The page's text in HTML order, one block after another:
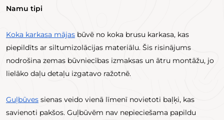
Namu tipi
Koka karkasa mājas būvē no koka brusu karkasa, kas
piepildīts ar siltumizolācijas materiālu. Šis risinājums
nodrošina zemas būvniecības izmaksas un ātru montāžu, jo
lielāko daļu detaļu izgatavo ražotnē.
Guļbūves sienas veido vienā līmenī novietoti baļķi, kas
savienoti pakšos. Guļbūvēm nav nepieciešama papildu